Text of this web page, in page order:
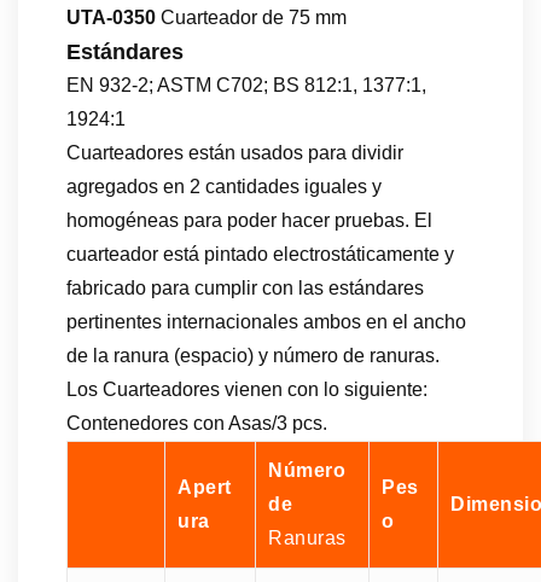
UTA-0350 Cuarteador de 75 mm
Estándares
EN 932-2; ASTM C702; BS 812:1, 1377:1,
1924:1
Cuarteadores están usados para dividir
agregados en 2 cantidades iguales y
homogéneas para poder hacer pruebas. El
cuarteador está pintado electrostáticamente y
fabricado para cumplir con las estándares
pertinentes internacionales ambos en el ancho
de la ranura (espacio) y número de ranuras.
Los Cuarteadores vienen con lo siguiente:
Contenedores con Asas/3 pcs.
Apert
ura
Número
de
Ranuras
Pes
o